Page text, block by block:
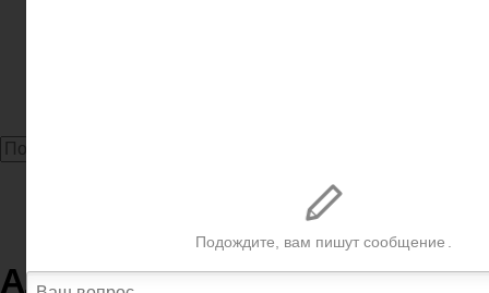
Администрации в регионе